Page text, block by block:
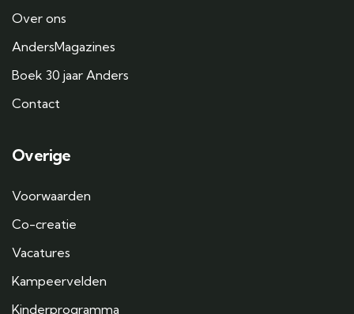
Over ons
AndersMagazines
Boek 30 jaar Anders
Contact
Overige
Voorwaarden
Co-creatie
Vacatures
Kampeervelden
Kinderprogramma